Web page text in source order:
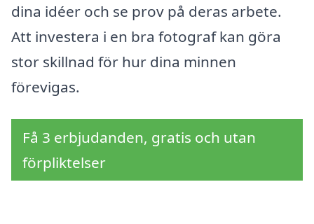
dina idéer och se prov på deras arbete.
Att investera i en bra fotograf kan göra
stor skillnad för hur dina minnen
förevigas.
Få 3 erbjudanden, gratis och utan
förpliktelser